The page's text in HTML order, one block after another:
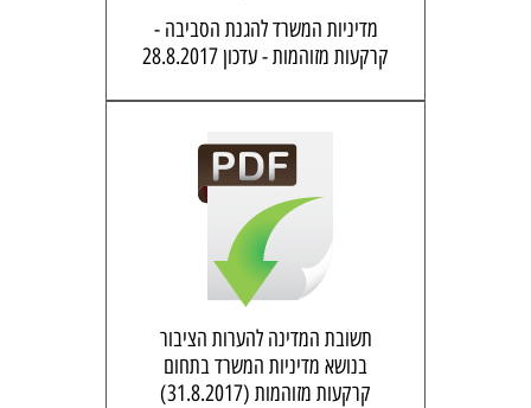
מדיניות המשרד להגנת הסביבה -
קרקעות מזוהמות - עדכון 28.8.2017
תשובת המדינה להערות הציבור
בנושא מדיניות המשרד בתחום
קרקעות מזוהמות (31.8.2017)